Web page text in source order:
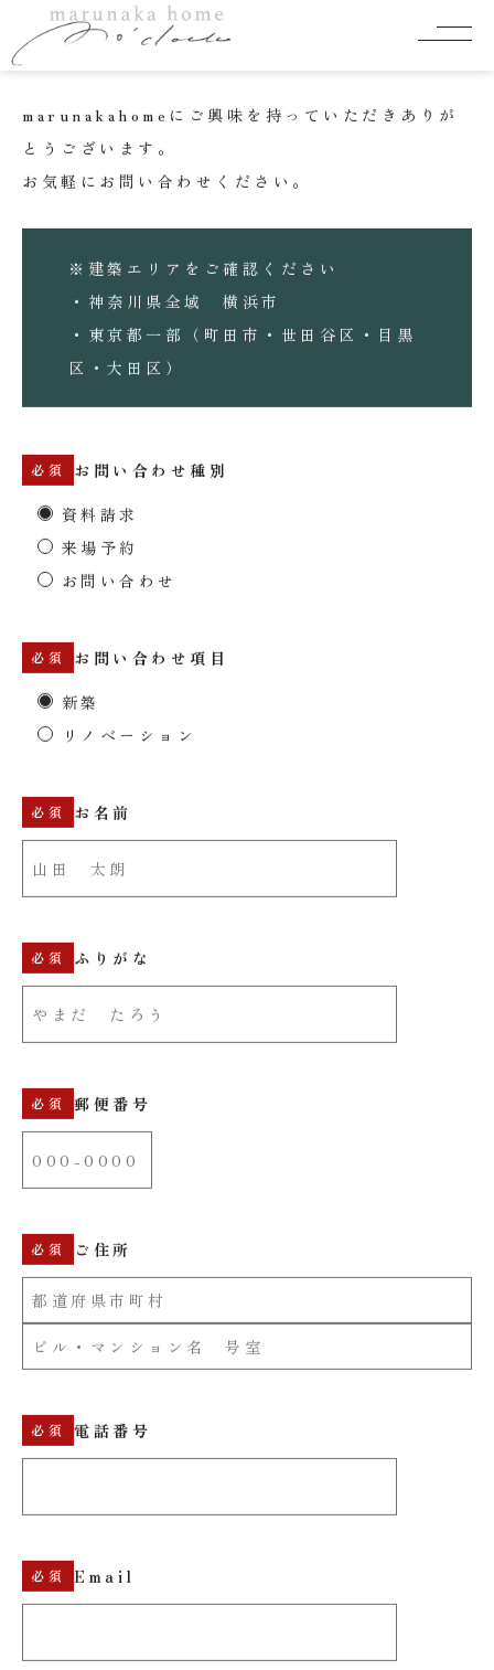
お問合わせフォーム
marunakahomeにご興味を持っていただきありが
とうございます。
お気軽にお問い合わせください。
※建築エリアをご確認ください
・神奈川県全域 横浜市
・東京都一部（町田市・世田谷区・目黒
区・大田区）
お問い合わせ種別
資料請求
来場予約
お問い合わせ
お問い合わせ項目
新築
リノベーション
お名前
ふりがな
郵便番号
ご住所
電話番号
Email